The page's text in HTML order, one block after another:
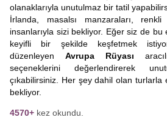
olanaklarıyla unutulmaz bir tatil
İrlanda, masalsı manzaraları,
insanlarıyla sizi bekliyor. Eğer siz de bu
keyifli bir şekilde keşfetmek
düzenleyen Avrupa Rüyası
seçeneklerini değerlendirerek
çıkabilirsiniz. Her şey dahil olan
bekliyor.
4570+ kez okundu.